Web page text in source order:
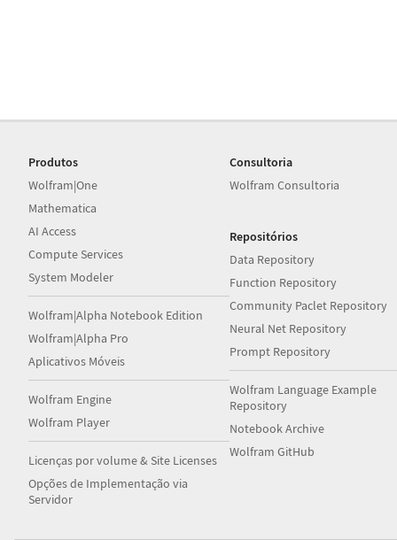
Produtos
Wolfram|One
Mathematica
AI Access
Compute Services
System Modeler
Wolfram|Alpha Notebook Edition
Wolfram|Alpha Pro
Aplicativos Móveis
Wolfram Engine
Wolfram Player
Licenças por volume & Site Licenses
Opções de Implementação via
Servidor
Consultoria
Wolfram Consultoria
Repositórios
Data Repository
Function Repository
Community Paclet Repository
Neural Net Repository
Prompt Repository
Wolfram Language Example
Repository
Notebook Archive
Wolfram GitHub